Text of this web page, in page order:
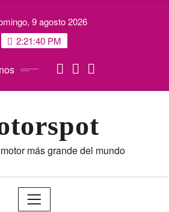
9 agosto 2026
2:21:40 PM
más grande del mundo